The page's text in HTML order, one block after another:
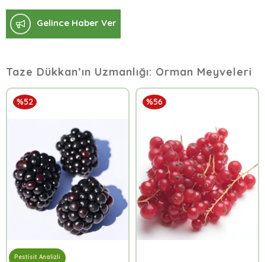
Gelince Haber Ver
Taze Dükkan’ın Uzmanlığı: Orman Meyveleri
Pestisit Analizli
%52 %56